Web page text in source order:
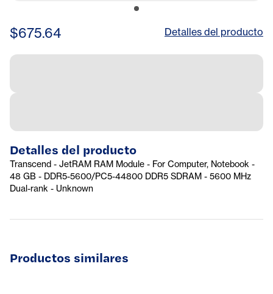
$675.64 Detalles del producto
Detalles del producto
Transcend - JetRAM RAM Module - For Computer, Notebook -
48 GB - DDR5-5600/PC5-44800 DDR5 SDRAM - 5600 MHz
Dual-rank - Unknown
Productos similares